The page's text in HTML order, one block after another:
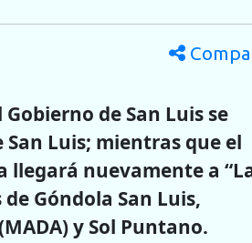
de San Luis se
Luis; mientras que el
llegará nuevamente a
Góndola San Luis,
y Sol Puntano.